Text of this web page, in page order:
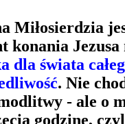
Miłosierdzia
konania
dla świata
. Nie
- ale o
godzinę,